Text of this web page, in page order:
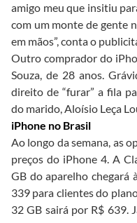
amigo meu que insitiu
com um monte de gente
em mãos”, conta o
Outro comprador do
Souza, de 28 anos.
direito de “furar” a fila
do marido, Aloísio Leça
iPhone no Brasil
Ao longo da semana, as
preços do iPhone 4. A
GB do aparelho chegará
339 para clientes do
32 GB sairá por R$ 639.